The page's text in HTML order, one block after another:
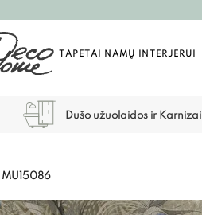
TAPETAI NAMŲ INTERJERUI
Dušo užuolaidos ir Karnizai
MU15086